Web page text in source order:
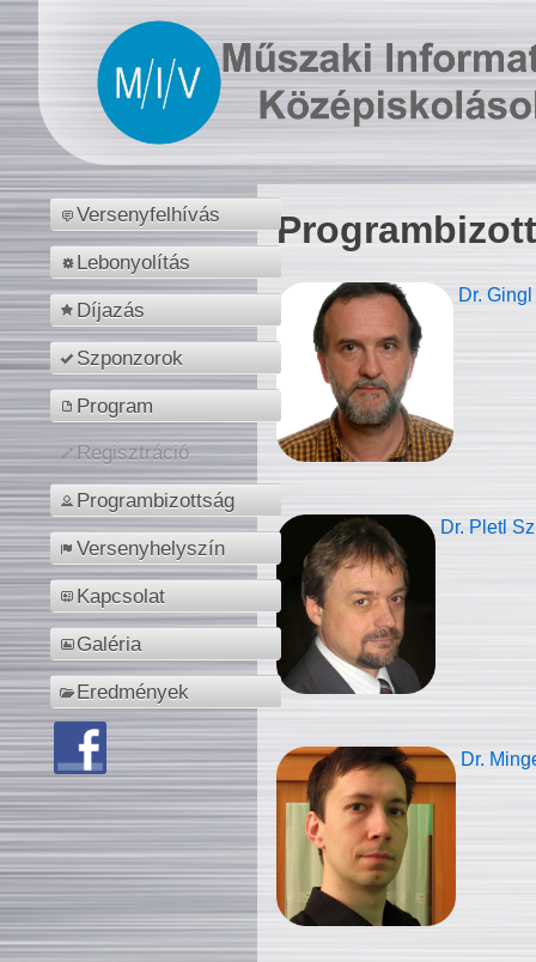
Versenyfelhívás
Lebonyolítás
Díjazás
Szponzorok
Program
Regisztráció
Programbizottság
Versenyhelyszín
Kapcsolat
Galéria
Eredmények
Dr.
Dr. Pletl
Dr.